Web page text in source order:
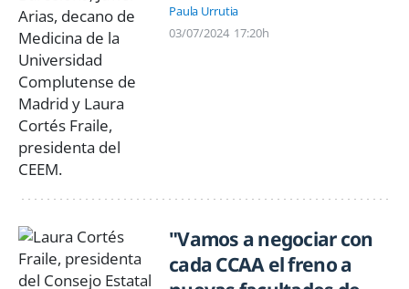
Paula Urrutia
03/07/2024 17:20h
"Vamos a negociar con
cada CCAA el freno a